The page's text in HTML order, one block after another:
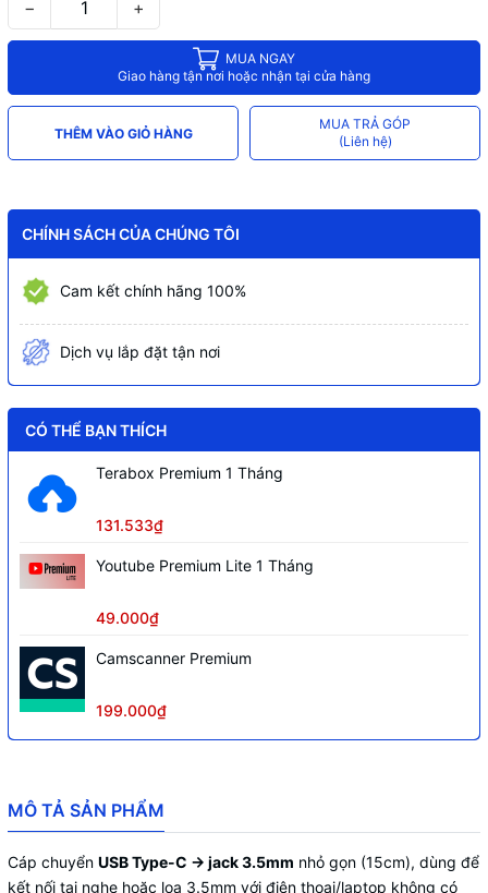
− +
MUA NGAY
Giao hàng tận nơi hoặc nhận tại cửa hàng
THÊM VÀO GIỎ HÀNG
MUA TRẢ GÓP
(Liên hệ)
CHÍNH SÁCH CỦA CHÚNG TÔI
Cam kết chính hãng 100%
Dịch vụ lắp đặt tận nơi
CÓ THỂ BẠN THÍCH
Terabox Premium 1 Tháng
131.533₫
Youtube Premium Lite 1 Tháng
49.000₫
Camscanner Premium
199.000₫
MÔ TẢ SẢN PHẨM
Cáp chuyển USB Type-C → jack 3.5mm nhỏ gọn (15cm), dùng để
kết nối tai nghe hoặc loa 3.5mm với điện thoại/laptop không có